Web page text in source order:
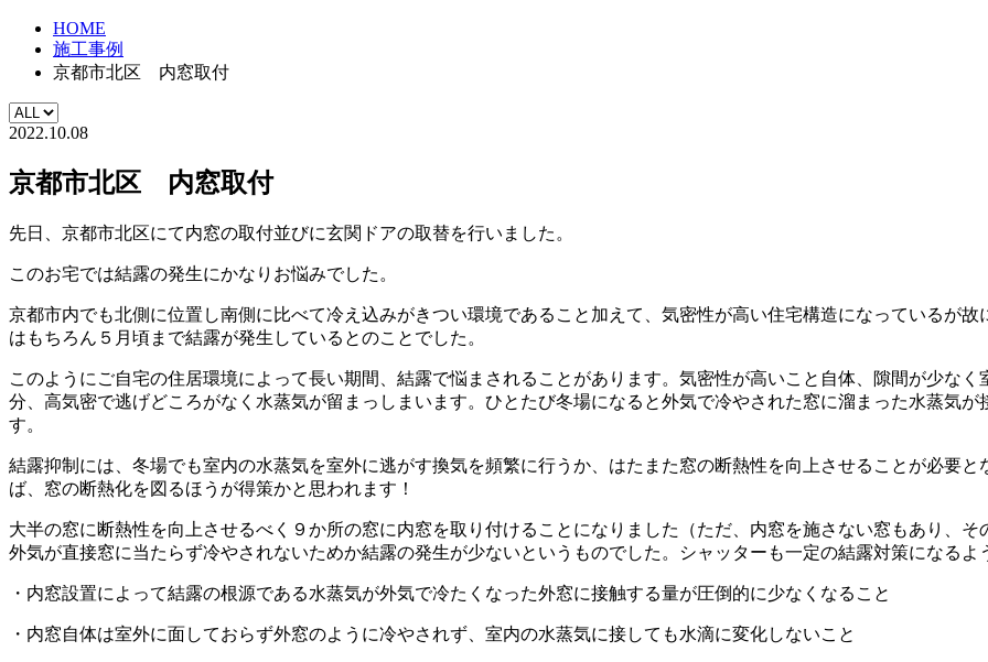
HOME
施工事例
京都市北区 内窓取付
2022.10.08
京都市北区 内窓取付
先日、京都市北区にて内窓の取付並びに玄関ドアの取替を行いました。
このお宅では結露の発生にかなりお悩みでした。
京都市内でも北側に位置し南側に比べて冷え込みがきつい環境であること加えて、気密性が高い住宅構造になっているが
はもちろん５月頃まで結露が発生しているとのことでした。
このようにご自宅の住居環境によって長い期間、結露で悩まされることがあります。気密性が高いこと自体、隙間が少な
分、高気密で逃げどころがなく水蒸気が留まっしまいます。ひとたび冬場になると外気で冷やされた窓に溜まった水蒸気
す。
結露抑制には、冬場でも室内の水蒸気を室外に逃がす換気を頻繁に行うか、はたまた窓の断熱性を向上させることが必要
ば、窓の断熱化を図るほうが得策かと思われます！
大半の窓に断熱性を向上させるべく９か所の窓に内窓を取り付けることになりました（ただ、内窓を施さない窓もあり、
外気が直接窓に当たらず冷やされないためか結露の発生が少ないというものでした。シャッターも一定の結露対策になるよ
・内窓設置によって結露の根源である水蒸気が外気で冷たくなった外窓に接触する量が圧倒的に少なくなること
・内窓自体は室外に面しておらず外窓のように冷やされず、室内の水蒸気に接しても水滴に変化しないこと